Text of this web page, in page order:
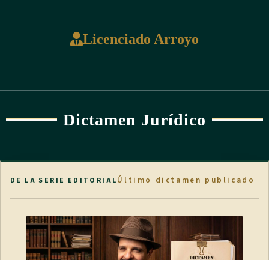
Licenciado Arroyo
Dictamen Jurídico
DE LA SERIE EDITORIALÚltimo dictamen publicado